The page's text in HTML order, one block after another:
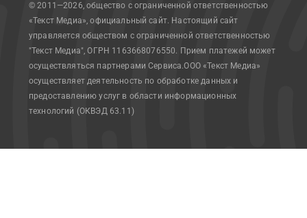
© 2011—2026, общество с ограниченной ответственностью
«Текст Медиа», официальный сайт. Настоящий сайт
управляется обществом с ограниченной ответственностью
"Текст Медиа", ОГРН 1163668076550. Прием платежей может
осуществляться партнерами Сервиса.ООО «Текст Медиа»
осуществляет деятельность по обработке данных и
предоставлению услуг в области информационных
технологий (ОКВЭД 63.11)